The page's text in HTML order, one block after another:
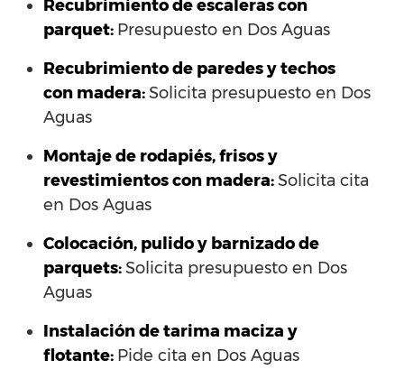
Recubrimiento de escaleras con
parquet: Presupuesto en Dos Aguas
Recubrimiento de paredes y techos
con madera:Solicita presupuesto en Dos
Aguas
Montaje de rodapiés, frisos y
revestimientos con madera:Solicita cita
en Dos Aguas
Colocación, pulido y barnizado de
parquets:Solicita presupuesto en Dos
Aguas
Instalación de tarima maciza y
flotante: Pide cita en Dos Aguas